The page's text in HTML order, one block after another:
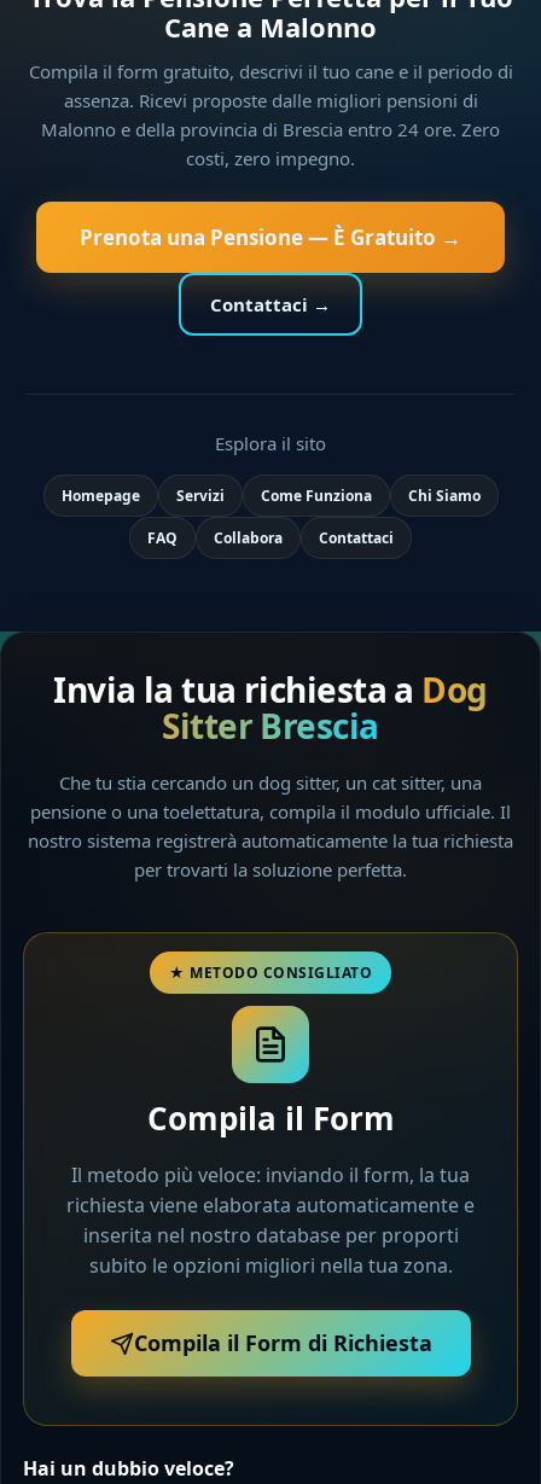
Cane a Malonno
Compila il form gratuito, descrivi il tuo cane e il periodo di
assenza. Ricevi proposte dalle migliori pensioni di
Malonno e della provincia di Brescia entro 24 ore. Zero
costi, zero impegno.
Prenota una Pensione — È Gratuito →
Contattaci →
Esplora il sito
Homepage Servizi Come Funziona Chi Siamo
FAQ Collabora Contattaci
Invia la tua richiesta a Dog
Sitter Brescia
Che tu stia cercando un dog sitter, un cat sitter, una
pensione o una toelettatura, compila il modulo ufficiale. Il
nostro sistema registrerà automaticamente la tua richiesta
per trovarti la soluzione perfetta.
Compila il Form
Il metodo più veloce: inviando il form, la tua
richiesta viene elaborata automaticamente e
inserita nel nostro database per proporti
subito le opzioni migliori nella tua zona.
Compila il Form di Richiesta
Hai un dubbio veloce?